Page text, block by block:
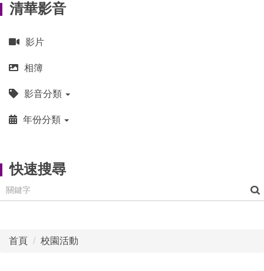
清華影音
影片
相簿
影音分類
年份分類
快速搜尋
首頁 校園活動